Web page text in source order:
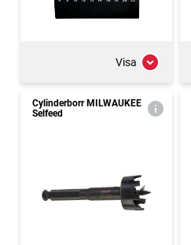
Visa
Cylinderborr MILWAUKEE
Selfeed